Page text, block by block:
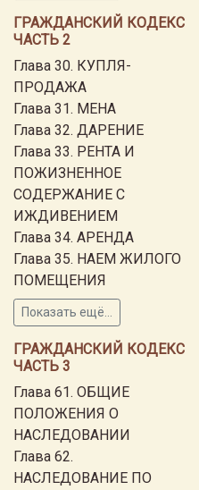
ГРАЖДАНСКИЙ КОДЕКС
ЧАСТЬ 2
Глава 30. КУПЛЯ-
ПРОДАЖА
Глава 31. МЕНА
Глава 32. ДАРЕНИЕ
Глава 33. РЕНТА И
ПОЖИЗНЕННОЕ
СОДЕРЖАНИЕ С
ИЖДИВЕНИЕМ
Глава 34. АРЕНДА
Глава 35. НАЕМ ЖИЛОГО
ПОМЕЩЕНИЯ
Показать ещё...
ГРАЖДАНСКИЙ КОДЕКС
ЧАСТЬ 3
Глава 61. ОБЩИЕ
ПОЛОЖЕНИЯ О
НАСЛЕДОВАНИИ
Глава 62.
НАСЛЕДОВАНИЕ ПО